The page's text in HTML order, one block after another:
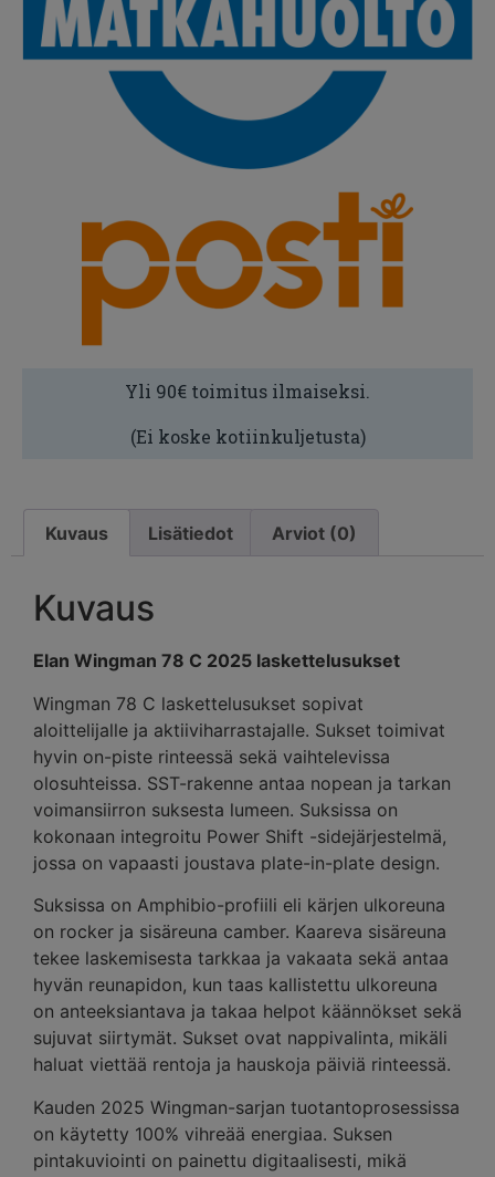
Yli 90€ toimitus ilmaiseksi.
(Ei koske kotiinkuljetusta)
Kuvaus Lisätiedot Arviot (0)
Kuvaus
Elan Wingman 78 C 2025 laskettelusukset
Wingman 78 C laskettelusukset sopivat
aloittelijalle ja aktiiviharrastajalle. Sukset toimivat
hyvin on-piste rinteessä sekä vaihtelevissa
olosuhteissa. SST-rakenne antaa nopean ja tarkan
voimansiirron suksesta lumeen. Suksissa on
kokonaan integroitu Power Shift -sidejärjestelmä,
jossa on vapaasti joustava plate-in-plate design.
Suksissa on Amphibio-profiili eli kärjen ulkoreuna
on rocker ja sisäreuna camber. Kaareva sisäreuna
tekee laskemisesta tarkkaa ja vakaata sekä antaa
hyvän reunapidon, kun taas kallistettu ulkoreuna
on anteeksiantava ja takaa helpot käännökset sekä
sujuvat siirtymät. Sukset ovat nappivalinta, mikäli
haluat viettää rentoja ja hauskoja päiviä rinteessä.
Kauden 2025 Wingman-sarjan tuotantoprosessissa
on käytetty 100% vihreää energiaa. Suksen
pintakuviointi on painettu digitaalisesti, mikä